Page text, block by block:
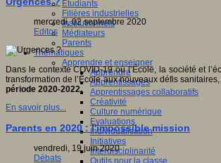
Etudiants
Filières industrielles
Institutionnels
Médiateurs
Parents
Thématiques
Apprendre et enseigner
Apprendre
Apprentissages
Apprentissages collaboratifs
Créativité
Culture numérique
Evaluations
Individualisation
Initiatives
Interdisciplinarité
Outils pour la classe
mercredi, 02 septembre 2020
Editos
Dans le contexte COVID-19 où l’École, la société et
transformation de l’École aux nouveaux défis
période 2020-2022.
En savoir plus...
Parents en 2020 : l'impossible mission
vendredi, 19 juin 2020
Débats